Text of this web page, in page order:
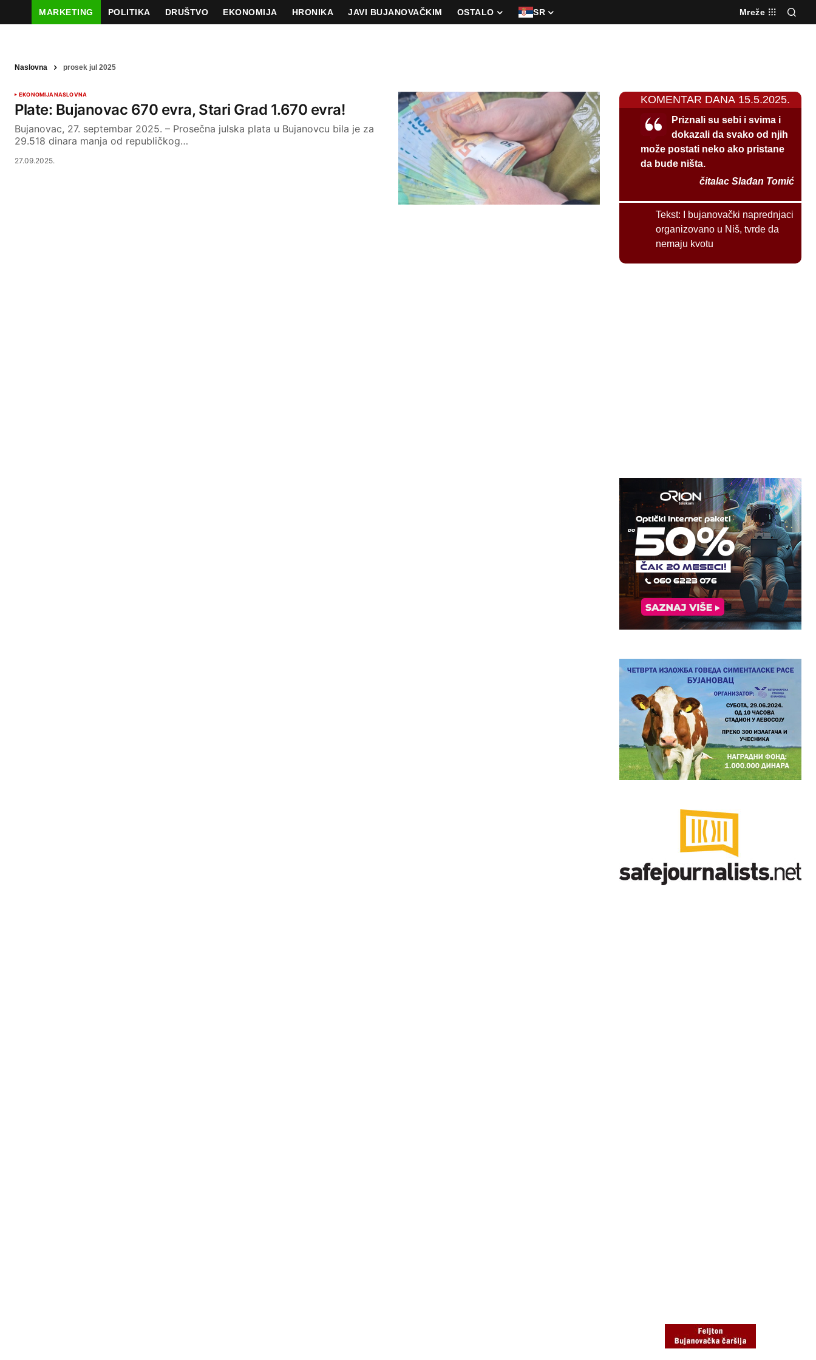
MARKETING POLITIKA DRUŠTVO EKONOMIJA HRONIKA JAVI BUJANOVAČKIM OSTALO SR Mreže
Naslovna prosek jul 2025
EKONOMIJANASLOVNA
Plate: Bujanovac 670 evra, Stari Grad 1.670 evra!
Bujanovac, 27. septembar 2025. – Prosečna julska plata u Bujanovcu bila je za
29.518 dinara manja od republičkog…
27.09.2025.
KOMENTAR DANA 15.5.2025.
Priznali su sebi i svima i
dokazali da svako od njih
može postati neko ako pristane
da bude ništa.
čitalac Slađan Tomić
Tekst:
I bujanovački naprednjaci
organizovano u Niš, tvrde da
nemaju kvotu